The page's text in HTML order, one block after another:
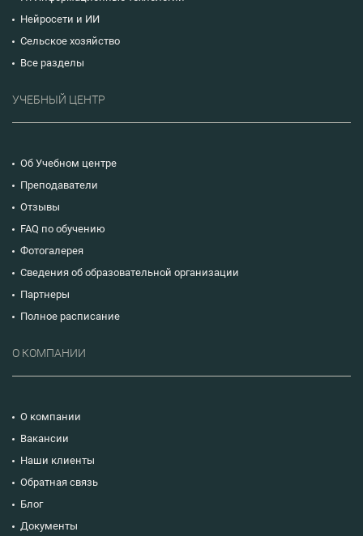
Нейросети и ИИ
Сельское хозяйство
Все разделы
УЧЕБНЫЙ ЦЕНТР
Об Учебном центре
Преподаватели
Отзывы
FAQ по обучению
Фотогалерея
Сведения об образовательной организации
Партнеры
Полное расписание
О КОМПАНИИ
О компании
Вакансии
Наши клиенты
Обратная связь
Блог
Документы